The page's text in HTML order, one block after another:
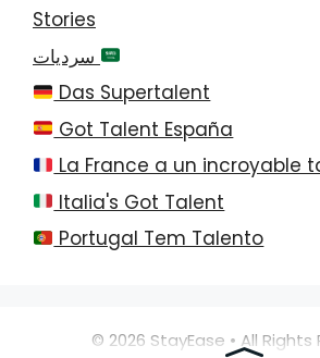
Stories
Das Supertalent
Got Talent España
La France a un incroyable
Italia's Got Talent
Portugal Tem Talento
© 2026 StayEase • All Rights